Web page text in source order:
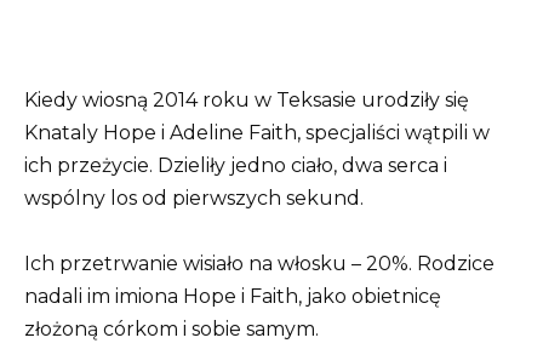
Kiedy wiosną 2014 roku w Teksasie urodziły się
Knataly Hope i Adeline Faith, specjaliści wątpili w
ich przeżycie. Dzieliły jedno ciało, dwa serca i
wspólny los od pierwszych sekund.
Ich przetrwanie wisiało na włosku – 20%. Rodzice
nadali im imiona Hope i Faith, jako obietnicę
złożoną córkom i sobie samym.